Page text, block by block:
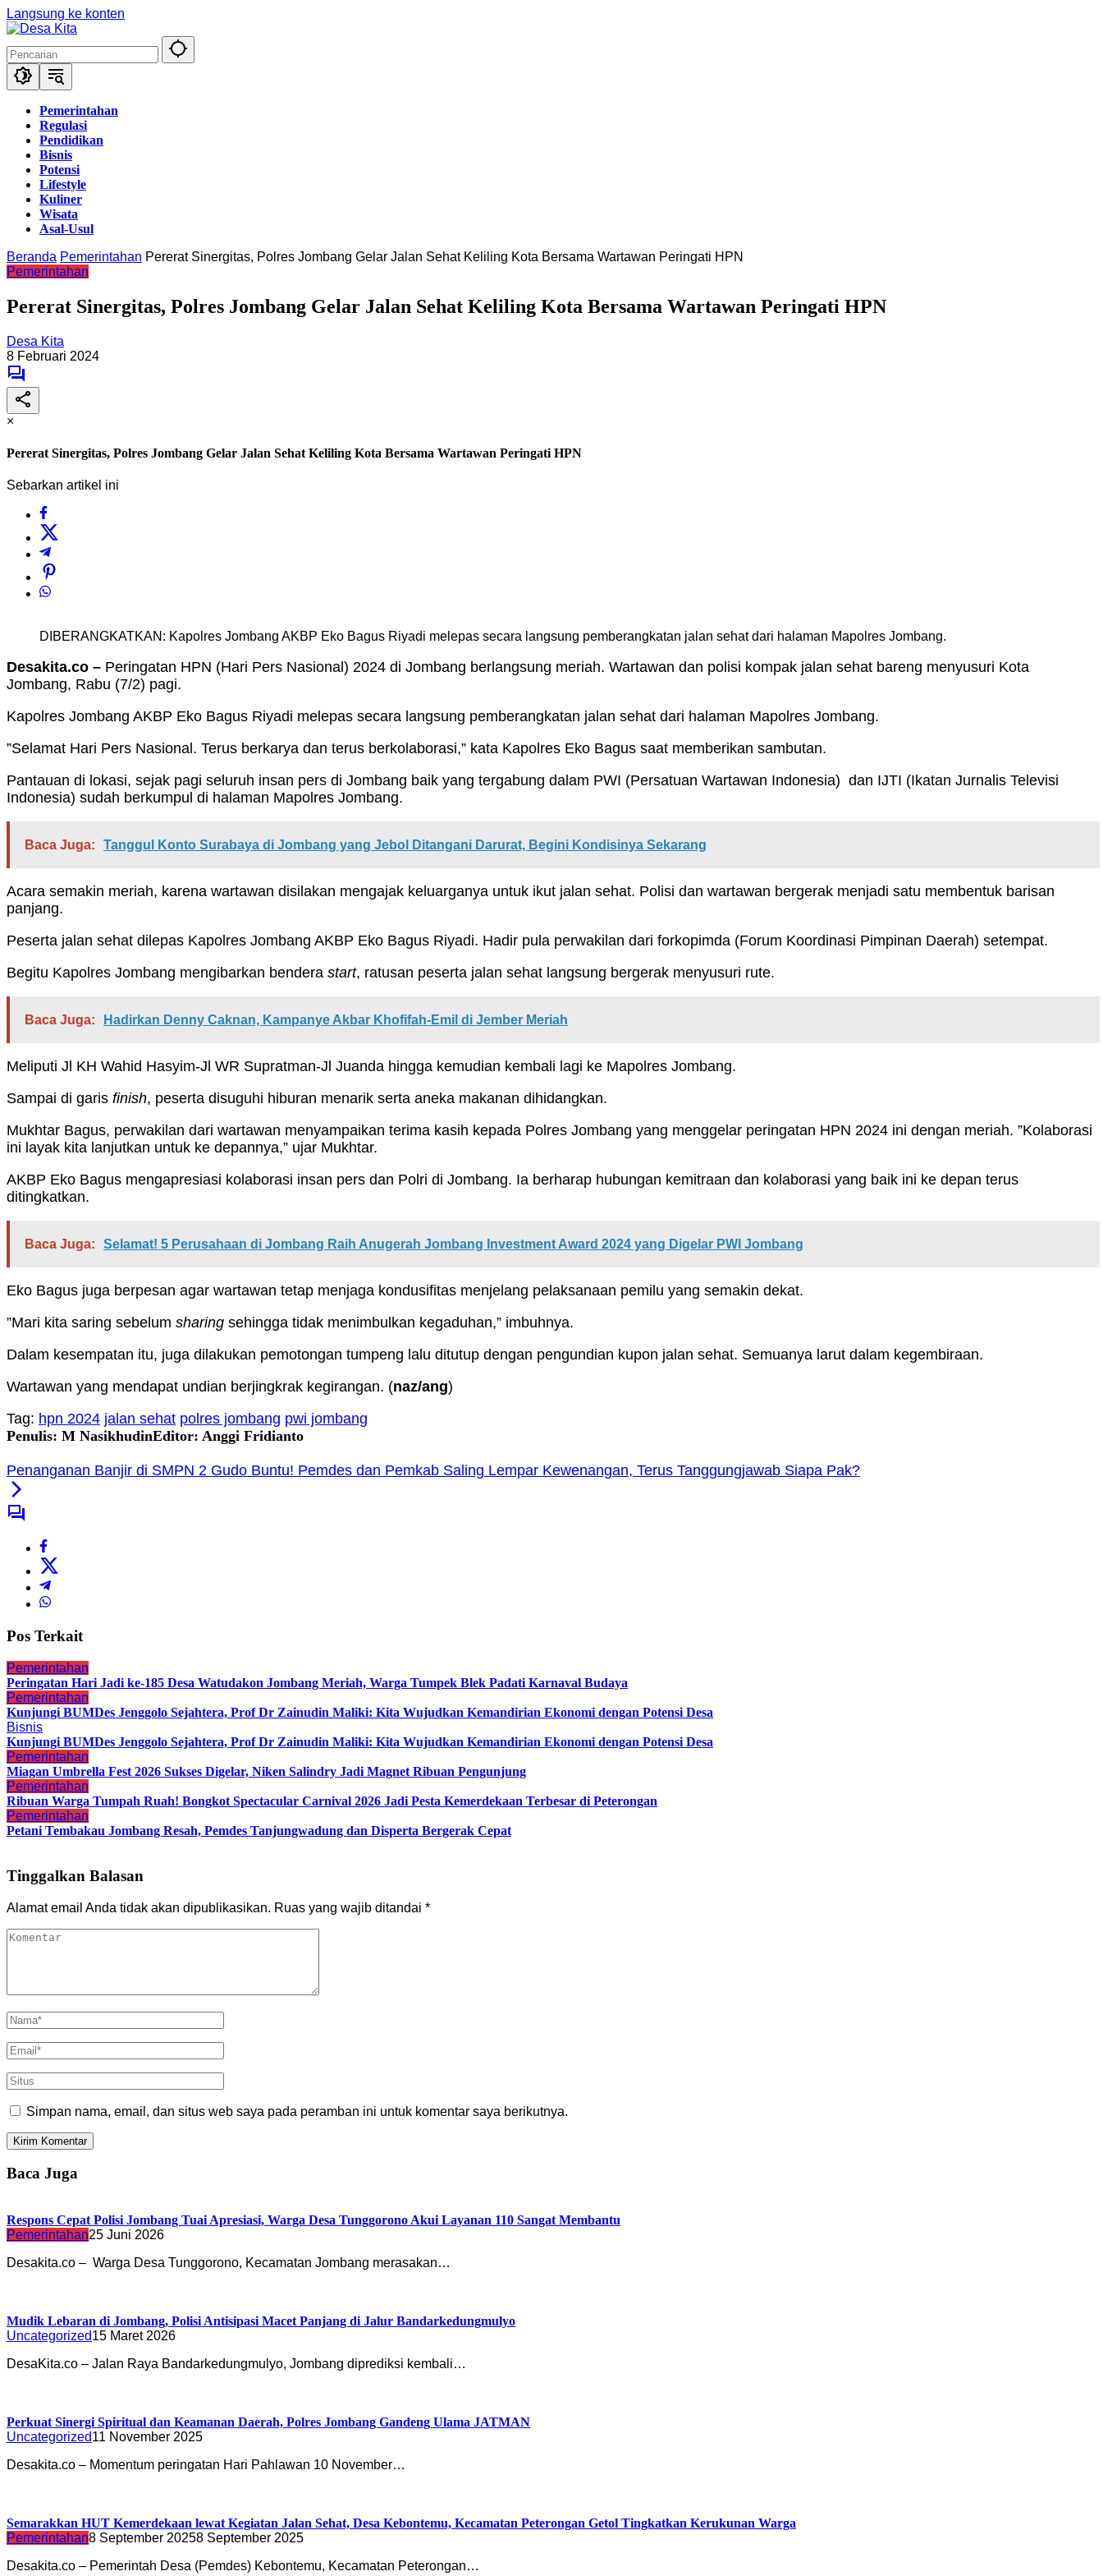
Langsung ke konten
Pemerintahan
Regulasi
Pendidikan
Bisnis
Potensi
Lifestyle
Kuliner
Wisata
Asal-Usul
Beranda Pemerintahan Pererat Sinergitas, Polres Jombang Gelar Jalan Sehat Keliling Kota Bersama Wartawan Peringati HPN
Pemerintahan
Pererat Sinergitas, Polres Jombang Gelar Jalan Sehat Keliling Kota Bersama Wartawan Peringati HPN
Desa Kita
8 Februari 2024
×
Pererat Sinergitas, Polres Jombang Gelar Jalan Sehat Keliling Kota Bersama Wartawan Peringati HPN
Sebarkan artikel ini
DIBERANGKATKAN: Kapolres Jombang AKBP Eko Bagus Riyadi melepas secara langsung pemberangkatan jalan sehat dari halaman Mapolres Jombang.
Desakita.co – Peringatan HPN (Hari Pers Nasional) 2024 di Jombang berlangsung meriah. Wartawan dan polisi kompak jalan sehat bareng menyusuri Kota
Jombang, Rabu (7/2) pagi.
Kapolres Jombang AKBP Eko Bagus Riyadi melepas secara langsung pemberangkatan jalan sehat dari halaman Mapolres Jombang.
”Selamat Hari Pers Nasional. Terus berkarya dan terus berkolaborasi,” kata Kapolres Eko Bagus saat memberikan sambutan.
Pantauan di lokasi, sejak pagi seluruh insan pers di Jombang baik yang tergabung dalam PWI (Persatuan Wartawan Indonesia) dan IJTI (Ikatan Jurnalis Televisi
Indonesia) sudah berkumpul di halaman Mapolres Jombang.
Baca Juga: Tanggul Konto Surabaya di Jombang yang Jebol Ditangani Darurat, Begini Kondisinya Sekarang
Acara semakin meriah, karena wartawan disilakan mengajak keluarganya untuk ikut jalan sehat. Polisi dan wartawan bergerak menjadi satu membentuk barisan
panjang.
Peserta jalan sehat dilepas Kapolres Jombang AKBP Eko Bagus Riyadi. Hadir pula perwakilan dari forkopimda (Forum Koordinasi Pimpinan Daerah) setempat.
Begitu Kapolres Jombang mengibarkan bendera start, ratusan peserta jalan sehat langsung bergerak menyusuri rute.
Baca Juga: Hadirkan Denny Caknan, Kampanye Akbar Khofifah-Emil di Jember Meriah
Meliputi Jl KH Wahid Hasyim-Jl WR Supratman-Jl Juanda hingga kemudian kembali lagi ke Mapolres Jombang.
Sampai di garis finish, peserta disuguhi hiburan menarik serta aneka makanan dihidangkan.
Mukhtar Bagus, perwakilan dari wartawan menyampaikan terima kasih kepada Polres Jombang yang menggelar peringatan HPN 2024 ini dengan meriah. ”Kolaborasi
ini layak kita lanjutkan untuk ke depannya,” ujar Mukhtar.
AKBP Eko Bagus mengapresiasi kolaborasi insan pers dan Polri di Jombang. Ia berharap hubungan kemitraan dan kolaborasi yang baik ini ke depan terus
ditingkatkan.
Baca Juga: Selamat! 5 Perusahaan di Jombang Raih Anugerah Jombang Investment Award 2024 yang Digelar PWI Jombang
Eko Bagus juga berpesan agar wartawan tetap menjaga kondusifitas menjelang pelaksanaan pemilu yang semakin dekat.
”Mari kita saring sebelum sharing sehingga tidak menimbulkan kegaduhan,” imbuhnya.
Dalam kesempatan itu, juga dilakukan pemotongan tumpeng lalu ditutup dengan pengundian kupon jalan sehat. Semuanya larut dalam kegembiraan.
Wartawan yang mendapat undian berjingkrak kegirangan. (naz/ang)
Tag: hpn 2024 jalan sehat polres jombang pwi jombang
Penulis: M NasikhudinEditor: Anggi Fridianto
Penanganan Banjir di SMPN 2 Gudo Buntu! Pemdes dan Pemkab Saling Lempar Kewenangan, Terus Tanggungjawab Siapa Pak?
Pos Terkait
Pemerintahan
Peringatan Hari Jadi ke-185 Desa Watudakon Jombang Meriah, Warga Tumpek Blek Padati Karnaval Budaya
Pemerintahan
Kunjungi BUMDes Jenggolo Sejahtera, Prof Dr Zainudin Maliki: Kita Wujudkan Kemandirian Ekonomi dengan Potensi Desa
Bisnis
Kunjungi BUMDes Jenggolo Sejahtera, Prof Dr Zainudin Maliki: Kita Wujudkan Kemandirian Ekonomi dengan Potensi Desa
Pemerintahan
Miagan Umbrella Fest 2026 Sukses Digelar, Niken Salindry Jadi Magnet Ribuan Pengunjung
Pemerintahan
Ribuan Warga Tumpah Ruah! Bongkot Spectacular Carnival 2026 Jadi Pesta Kemerdekaan Terbesar di Peterongan
Pemerintahan
Petani Tembakau Jombang Resah, Pemdes Tanjungwadung dan Disperta Bergerak Cepat
Tinggalkan Balasan
Alamat email Anda tidak akan dipublikasikan. Ruas yang wajib ditandai *
Simpan nama, email, dan situs web saya pada peramban ini untuk komentar saya berikutnya.
Baca Juga
Respons Cepat Polisi Jombang Tuai Apresiasi, Warga Desa Tunggorono Akui Layanan 110 Sangat Membantu
Pemerintahan25 Juni 2026
Desakita.co – Warga Desa Tunggorono, Kecamatan Jombang merasakan…
Mudik Lebaran di Jombang, Polisi Antisipasi Macet Panjang di Jalur Bandarkedungmulyo
Uncategorized15 Maret 2026
DesaKita.co – Jalan Raya Bandarkedungmulyo, Jombang diprediksi kembali…
Perkuat Sinergi Spiritual dan Keamanan Daerah, Polres Jombang Gandeng Ulama JATMAN
Uncategorized11 November 2025
Desakita.co – Momentum peringatan Hari Pahlawan 10 November…
Semarakkan HUT Kemerdekaan lewat Kegiatan Jalan Sehat, Desa Kebontemu, Kecamatan Peterongan Getol Tingkatkan Kerukunan Warga
Pemerintahan8 September 20258 September 2025
Desakita.co – Pemerintah Desa (Pemdes) Kebontemu, Kecamatan Peterongan…